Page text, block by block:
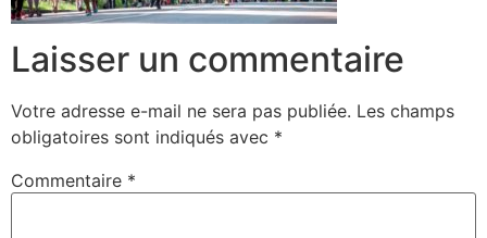
Laisser un commentaire
Votre adresse e-mail ne sera pas publiée. Les champs
obligatoires sont indiqués avec *
Commentaire *